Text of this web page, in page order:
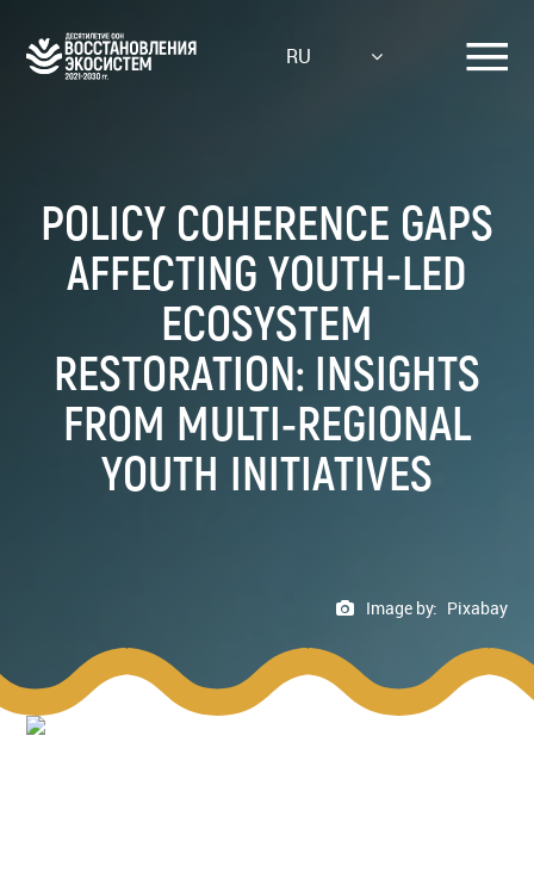
main
RU
POLICY COHERENCE GAPS
AFFECTING YOUTH-LED
ECOSYSTEM
RESTORATION: INSIGHTS
FROM MULTI-REGIONAL
YOUTH INITIATIVES
Image by: Pixabay